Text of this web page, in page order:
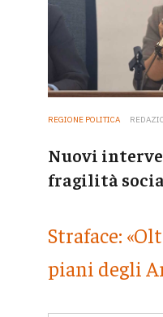
REGIONE POLITICA
Nuovi
fragilità
Straface:
piani degli